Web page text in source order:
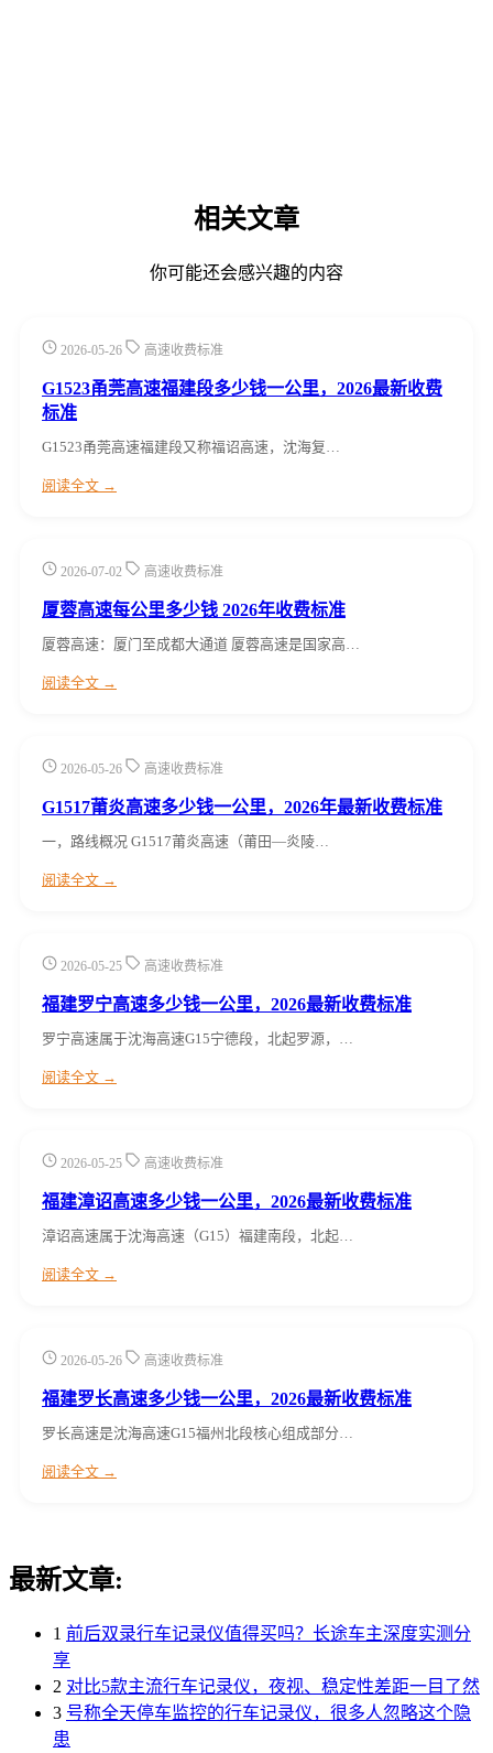
相关文章
你可能还会感兴趣的内容
2026-05-26 高速收费标准
G1523甬莞高速福建段多少钱一公里，2026最新收费
标准
G1523甬莞高速福建段又称福诏高速，沈海复…
阅读全文 →
2026-07-02 高速收费标准
厦蓉高速每公里多少钱 2026年收费标准
厦蓉高速：厦门至成都大通道 厦蓉高速是国家高…
阅读全文 →
2026-05-26 高速收费标准
G1517莆炎高速多少钱一公里，2026年最新收费标准
一，路线概况 G1517莆炎高速（莆田—炎陵…
阅读全文 →
2026-05-25 高速收费标准
福建罗宁高速多少钱一公里，2026最新收费标准
罗宁高速属于沈海高速G15宁德段，北起罗源，…
阅读全文 →
2026-05-25 高速收费标准
福建漳诏高速多少钱一公里，2026最新收费标准
漳诏高速属于沈海高速（G15）福建南段，北起…
阅读全文 →
2026-05-26 高速收费标准
福建罗长高速多少钱一公里，2026最新收费标准
罗长高速是沈海高速G15福州北段核心组成部分…
阅读全文 →
最新文章:
1 前后双录行车记录仪值得买吗？长途车主深度实测分
享
2 对比5款主流行车记录仪，夜视、稳定性差距一目了然
3 号称全天停车监控的行车记录仪，很多人忽略这个隐
患